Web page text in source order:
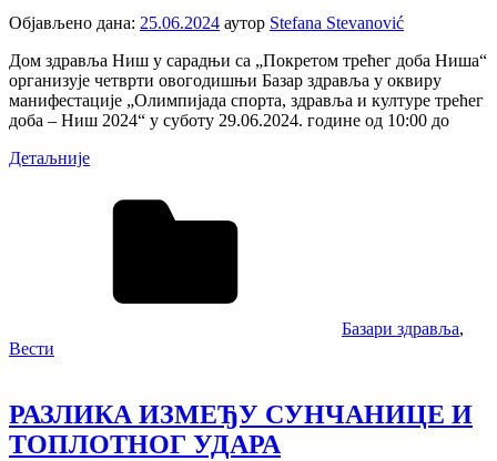
Објављено дана: 25.06.2024 аутор Stefana Stevanović
Дом здравља Ниш у сарадњи са „Покретом трећег доба Ниша“
организује четврти овогодишњи Базар здравља у оквиру
манифестације „Олимпијада спорта, здравља и културе трећег
доба – Ниш 2024“ у суботу 29.06.2024. године од 10:00 до
Детаљније
Базари здравља,
Вести
РАЗЛИКА ИЗМЕЂУ СУНЧАНИЦЕ И
ТОПЛОТНОГ УДАРА